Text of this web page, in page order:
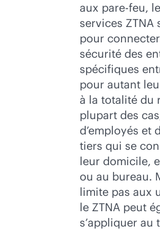
aux pare-feu,
services ZTNA
pour
sécurité des
spécifiques
pour autant
à la totalité du
plupart des
d’employés et
tiers qui se
leur domicile,
ou au bureau.
limite pas aux
le ZTNA peut
s’appliquer au